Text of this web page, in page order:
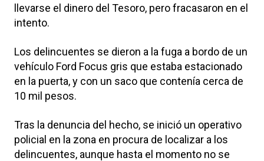
llevarse el dinero del Tesoro, pero fracasaron en el
intento.
Los delincuentes se dieron a la fuga a bordo de un
vehículo Ford Focus gris que estaba estacionado
en la puerta, y con un saco que contenía cerca de
10 mil pesos.
Tras la denuncia del hecho, se inició un operativo
policial en la zona en procura de localizar a los
delincuentes, aunque hasta el momento no se